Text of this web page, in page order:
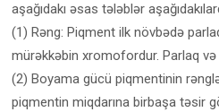
aşağıdakı əsas tələblər
(1) Rəng: Piqment ilk növbədə
mürəkkəbin xromofordur. Parlaq və
(2) Boyama gücü piqmentinin
piqmentin miqdarına birbaşa təsir